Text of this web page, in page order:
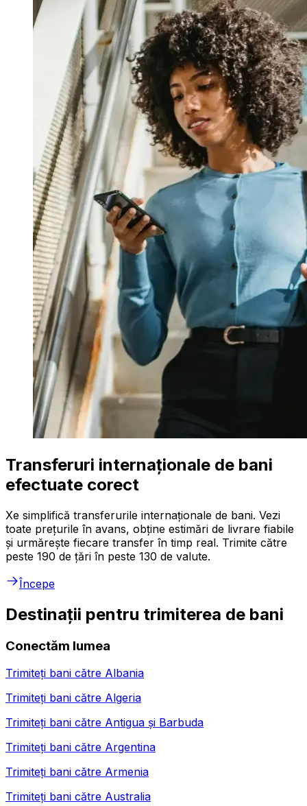
Transferuri internaționale de bani
efectuate corect
Xe simplifică transferurile internaționale de bani. Vezi
toate prețurile în avans, obține estimări de livrare fiabile
și urmărește fiecare transfer în timp real. Trimite către
peste 190 de țări în peste 130 de valute.
Începe
Destinații pentru trimiterea de bani
Conectăm lumea
Trimiteți bani către Albania
Trimiteți bani către Algeria
Trimiteți bani către Antigua și Barbuda
Trimiteți bani către Argentina
Trimiteți bani către Armenia
Trimiteți bani către Australia